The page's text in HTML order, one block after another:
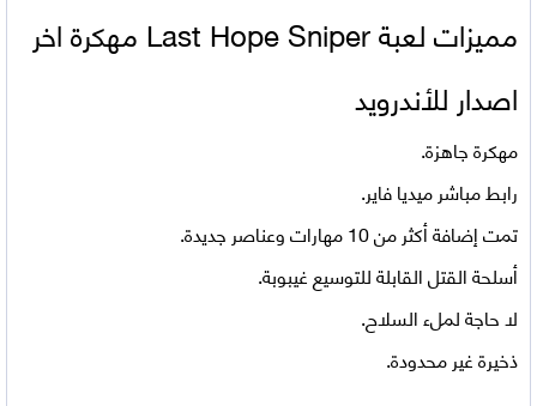
مميزات لعبة Last Hope Sniper مهكرة اخر
اصدار للأندرويد
مهكرة جاهزة.
رابط مباشر ميديا فاير.
تمت إضافة أكثر من 10 مهارات وعناصر جديدة.
أسلحة القتل القابلة للتوسيع غيبوبة.
لا حاجة لملء السلاح.
ذخيرة غير محدودة.